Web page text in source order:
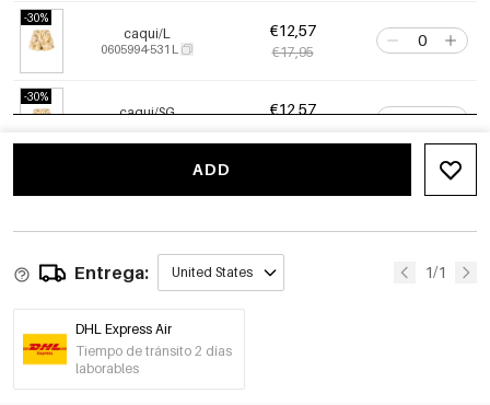
-30%
caqui/L
0605994-531 L
€12,57
€17,95
-30%
caqui/SG €12,57
ADD
Entrega: United States 1/1
DHL Express Air
Tiempo de tránsito 2 días
laborables